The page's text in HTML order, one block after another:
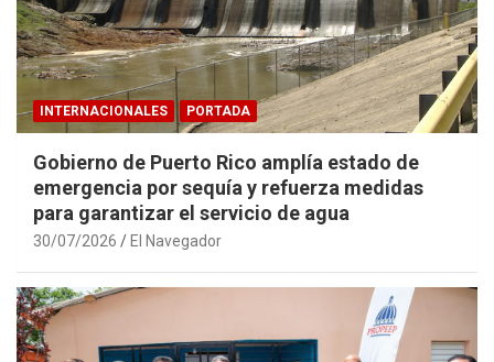
INTERNACIONALES PORTADA
Gobierno de Puerto Rico amplía estado de
emergencia por sequía y refuerza medidas
para garantizar el servicio de agua
30/07/2026 El Navegador